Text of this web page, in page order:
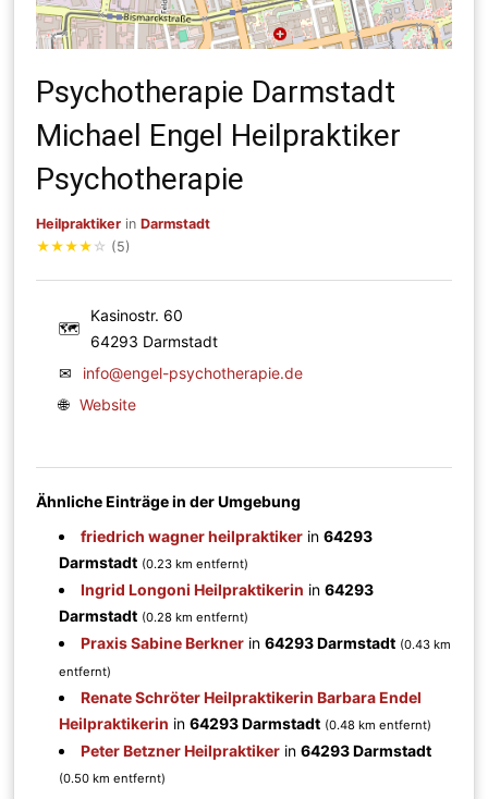
Psychotherapie Darmstadt
Michael Engel Heilpraktiker
Psychotherapie
Heilpraktiker inDarmstadt
★★★★ ☆ (5)
🗺
Kasinostr. 60
64293 Darmstadt
✉
info@engel-psychotherapie.de
🌐 Website
Ähnliche Einträge in der Umgebung
friedrich wagner heilpraktiker in64293
Darmstadt (0.23 km entfernt)
Ingrid Longoni Heilpraktikerin in64293
Darmstadt (0.28 km entfernt)
Praxis Sabine Berkner in64293 Darmstadt (0.43 km
entfernt)
Renate Schröter Heilpraktikerin Barbara Endel
Heilpraktikerin in64293 Darmstadt (0.48 km entfernt)
Peter Betzner Heilpraktiker in64293 Darmstadt
(0.50 km entfernt)